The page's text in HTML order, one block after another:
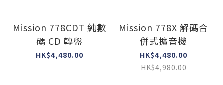
Mission 778CDT 純數
碼 CD 轉盤
HK$4,480.00
Mission 778X 解碼合
併式擴音機
HK$4,480.00
HK$4,980.00